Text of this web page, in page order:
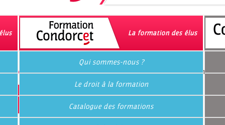
La formation des élus
Qui sommes-nous ?
Le droit à la formation
Catalogue des formations
socialistes et républicains>>Newsletter n°89 - 10 novembre
2012